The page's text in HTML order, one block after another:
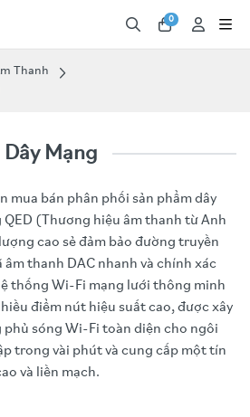
0
Thanh
Mạng
mua bán phân phối sản phẩm dây
QED (Thương hiệu âm thanh từ Anh
cao sẻ đảm bảo đường truyền
thanh DAC nhanh và chính xác
thống Wi-Fi mạng lưới thông minh
điểm nút hiệu suất cao, được xây
phủ sóng Wi-Fi toàn diện cho ngôi
trong vài phút và cung cấp một tín
và liền mạch.